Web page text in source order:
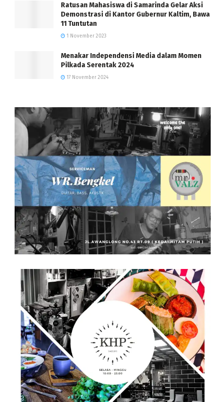
Ratusan Mahasiswa di Samarinda Gelar Aksi
Demonstrasi di Kantor Gubernur Kaltim, Bawa
11 Tuntutan
1 November 2023
Menakar Independensi Media dalam Momen
Pilkada Serentak 2024
17 November 2024